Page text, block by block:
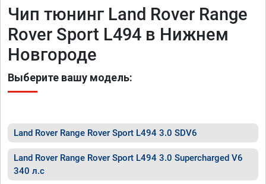
Чип тюнинг Land Rover Range
Rover Sport L494 в Нижнем
Новгороде
Выберите вашу модель:
Land Rover Range Rover Sport L494 3.0 SDV6
Land Rover Range Rover Sport L494 3.0 Supercharged V6
340 л.с